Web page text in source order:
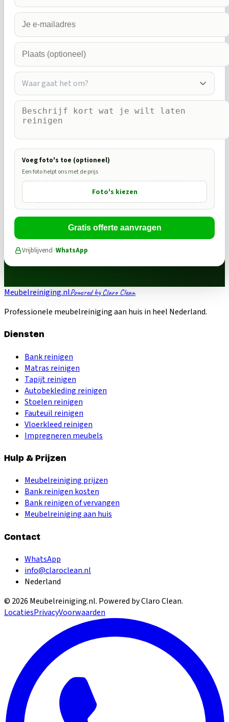
Waar gaat het om?
Voeg foto's toe (optioneel)
Een foto helpt ons met de prijs
Foto's kiezen
Gratis offerte aanvragen
Vrijblijvend ·WhatsApp
Meubelreiniging.nlPowered by Claro Clean
Professionele meubelreiniging aan huis in heel Nederland.
Diensten
Bank reinigen
Matras reinigen
Tapijt reinigen
Autobekleding reinigen
Stoelen reinigen
Fauteuil reinigen
Vloerkleed reinigen
Impregneren meubels
Hulp & Prijzen
Meubelreiniging prijzen
Bank reinigen kosten
Bank reinigen of vervangen
Meubelreiniging aan huis
Contact
WhatsApp
info@claroclean.nl
Nederland
© 2026 Meubelreiniging.nl. Powered by Claro Clean.
LocatiesPrivacyVoorwaarden